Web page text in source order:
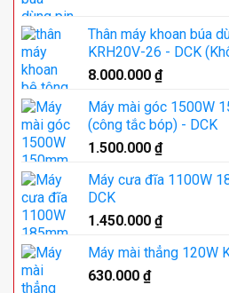
Thân máy khoan búa
KRH20V-26 - DCK
8.000.000 ₫
Máy mài góc 1500W
(công tắc bóp) - DCK
1.500.000 ₫
Máy cưa đĩa 1100W
DCK
1.450.000 ₫
Máy mài thẳng 120W
630.000 ₫